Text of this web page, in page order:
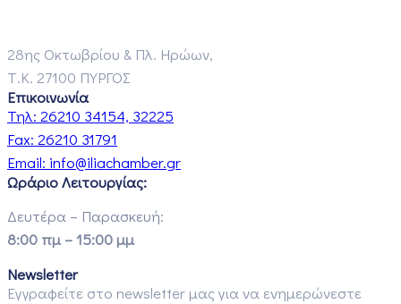
28ης Οκτωβρίου & Πλ. Ηρώων,
Τ.Κ. 27100 ΠΥΡΓΟΣ
Επικοινωνία
Τηλ: 26210 34154, 32225
Fax: 26210 31791
Email: info@iliachamber.gr
Ωράριο Λειτουργίας:
Δευτέρα – Παρασκευή:
8:00 πμ – 15:00 μμ
Newsletter
Εγγραφείτε στο newsletter μας για να ενημερώνεστε